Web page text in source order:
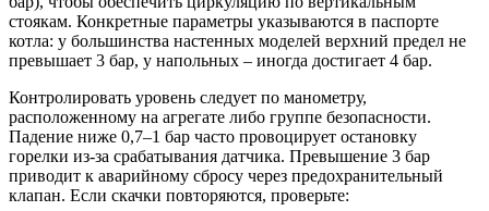
стоякам. Конкретные параметры указываются в паспорте
котла: у большинства настенных моделей верхний предел не
превышает 3 бар, у напольных – иногда достигает 4 бар.
Контролировать уровень следует по манометру,
расположенному на агрегате либо группе безопасности.
Падение ниже 0,7–1 бар часто провоцирует остановку
горелки из-за срабатывания датчика. Превышение 3 бар
приводит к аварийному сбросу через предохранительный
клапан. Если скачки повторяются, проверьте: